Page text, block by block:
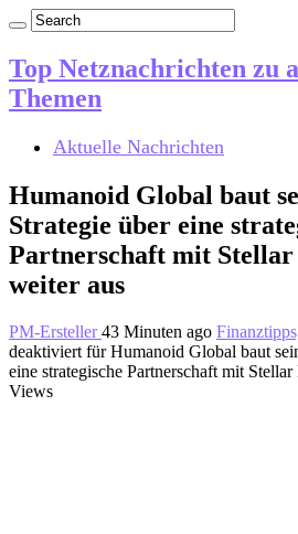
Top Netznachrichten zu
Themen
Aktuelle Nachrichten
Humanoid Global baut
Strategie über eine
Partnerschaft mit
weiter aus
PM-Ersteller43 Minuten ago
deaktiviert für Humanoid Global baut
eine strategische Partnerschaft mit
Views